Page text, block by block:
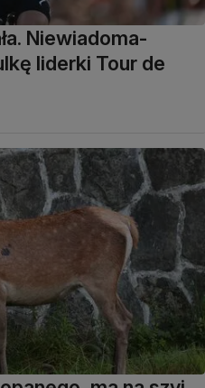
Niewiadoma-
liderki Tour de